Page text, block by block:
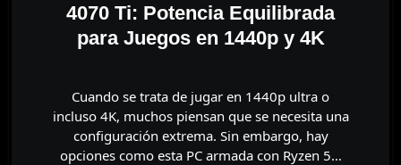
4070 Ti: Potencia Equilibrada
para Juegos en 1440p y 4K
Cuando se trata de jugar en 1440p ultra o
incluso 4K, muchos piensan que se necesita una
configuración extrema. Sin embargo, hay
opciones como esta PC armada con Ryzen 5…